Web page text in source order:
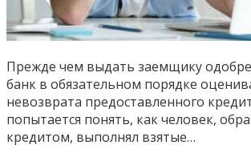
Прежде чем выдать заемщику
банк в обязательном порядке
невозврата предоставленного
попытается понять, как человек,
кредитом, выполнял взятые…